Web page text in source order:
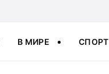
В МИРЕ СПОРТ